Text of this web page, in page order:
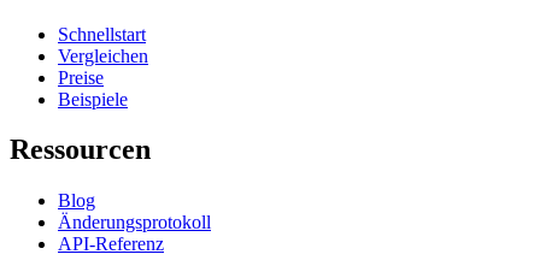
Schnellstart
Vergleichen
Preise
Beispiele
Ressourcen
Blog
Änderungsprotokoll
API-Referenz